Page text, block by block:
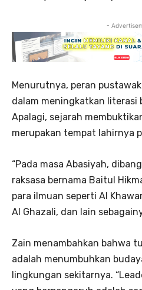
-
Menurutnya, peran
dalam meningkatkan literasi
Apalagi, sejarah
merupakan tempat lahirnya
“Pada masa Abasiyah,
raksasa bernama Baitul
para ilmuan seperti Al
Al Ghazali, dan lain
Zain menambahkan bahwa
adalah menumbuhkan
lingkungan sekitarnya.